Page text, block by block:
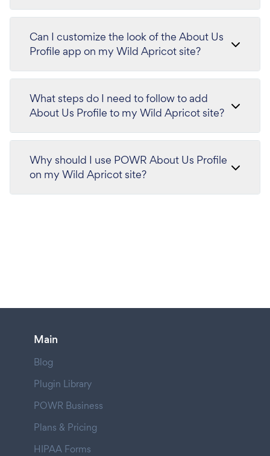
Can I customize the look of the About Us
Profile app on my Wild Apricot site?
What steps do I need to follow to add
About Us Profile to my Wild Apricot site?
Why should I use POWR About Us Profile
on my Wild Apricot site?
Main
Blog
Plugin Library
POWR Business
Plans & Pricing
HIPAA Forms